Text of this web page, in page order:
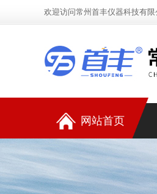
欢迎访问常州首丰仪器科技有限
网站首页